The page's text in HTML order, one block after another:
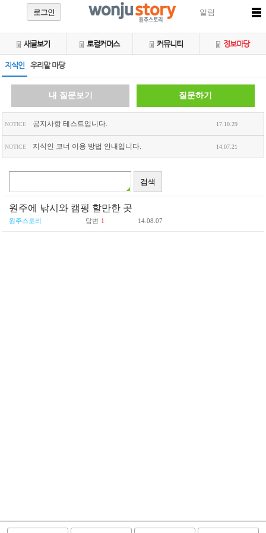
로그인 알림
새글보기 로컬커머스 커뮤니티 정보마당
지식인 우리말 마당
내 질문보기 질문하기
NOTICE 공지사항 테스트입니다. 17.10.29
NOTICE 지식인 코너 이용 방법 안내입니다. 14.07.21
원주에 낚시와 캠핑 할만한 곳
원주스토리 답변 1 14.08.07